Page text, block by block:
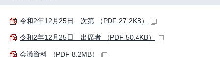
令和2年12月25日 次第 （PDF 27.2KB）
令和2年12月25日 出席者 （PDF 50.4KB）
会議資料 （PDF 8.2MB）